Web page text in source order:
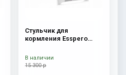
Стульчик для
кормления Esspero
15 300 р
В наличии